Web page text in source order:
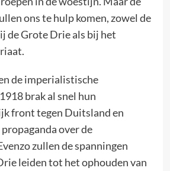
ons te hulp komen, zowel de
de Grote Drie als bij het
de imperialistische
brak al snel hun
front tegen Duitsland en
over de
zullen de spanningen
leiden tot het ophouden van